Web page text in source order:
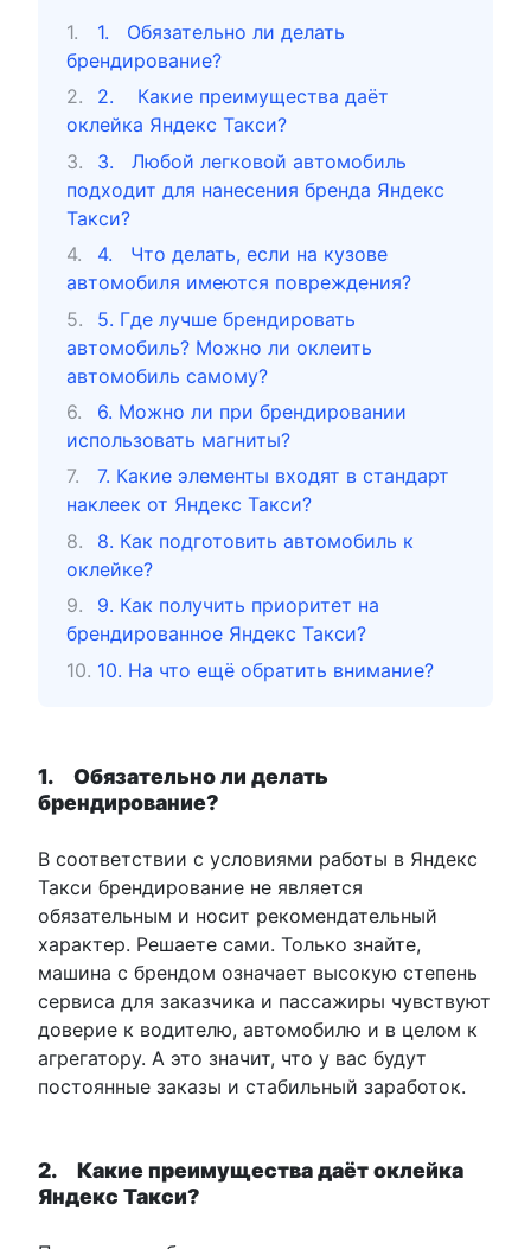
1. Обязательно ли делать
брендирование?
2. Какие преимущества даёт
оклейка Яндекс Такси?
3. Любой легковой автомобиль
подходит для нанесения бренда Яндекс
Такси?
4. Что делать, если на кузове
автомобиля имеются повреждения?
5. Где лучше брендировать
автомобиль? Можно ли оклеить
автомобиль самому?
6. Можно ли при брендировании
использовать магниты?
7. Какие элементы входят в стандарт
наклеек от Яндекс Такси?
8. Как подготовить автомобиль к
оклейке?
9. Как получить приоритет на
брендированное Яндекс Такси?
10. На что ещё обратить внимание?
1. Обязательно ли делать
брендирование?
В соответствии с условиями работы в Яндекс
Такси брендирование не является
обязательным и носит рекомендательный
характер. Решаете сами. Только знайте,
машина с брендом означает высокую степень
сервиса для заказчика и пассажиры чувствуют
доверие к водителю, автомобилю и в целом к
агрегатору. А это значит, что у вас будут
постоянные заказы и стабильный заработок.
2. Какие преимущества даёт оклейка
Яндекс Такси?